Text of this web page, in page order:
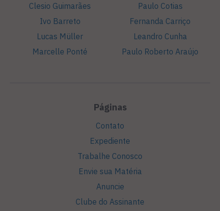
Clesio Guimarães
Ivo Barreto
Lucas Müller
Marcelle Ponté
Paulo Cotias
Fernanda Carriço
Leandro Cunha
Paulo Roberto Araújo
Páginas
Contato
Expediente
Trabalhe Conosco
Envie sua Matéria
Anuncie
Clube do Assinante